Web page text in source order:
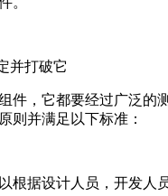
并打破它
件，它都要经过广泛的
则并满足以下标准：
根据设计人员，开发人